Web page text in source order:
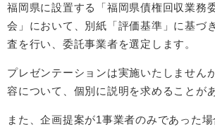
福岡県に設置する「福岡県債権回収業務
会」において、別紙「評価基準」に基づ
査を行い、委託事業者を選定します。
プレゼンテーションは実施いたしません
容について、個別に説明を求めることが
また、企画提案が1事業者のみであった